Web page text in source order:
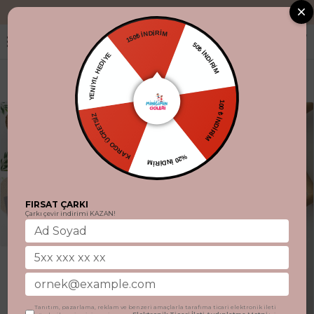
"Aynı gün
150₺ İNDİRİM
50₺ İNDİRİM
100 ₺ İNDİRİM
%20 İNDİRİM
KARGO ÜCRETSİZ
YENİYIL HEDİYE
FIRSAT ÇARKI
Çarkı çevir indirimi KAZAN!
Tanıtım, pazarlama, reklam ve benzeri amaçlarla tarafıma ticari elektronik ileti